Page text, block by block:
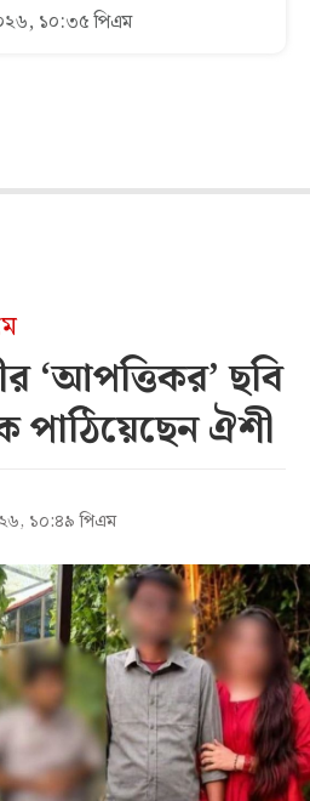
১০:৩৫ পিএম
‘আপত্তিকর’ ছবি
পাঠিয়েছেন ঐশী
১০:৪৯ পিএম